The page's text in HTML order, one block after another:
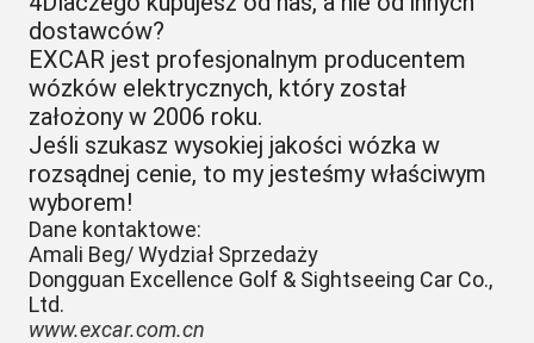
dostawców?
EXCAR jest profesjonalnym producentem
wózków elektrycznych, który został
założony w 2006 roku.
Jeśli szukasz wysokiej jakości wózka w
rozsądnej cenie, to my jesteśmy właściwym
wyborem!
Dane kontaktowe:
Amali Beg/ Wydział Sprzedaży
Dongguan Excellence Golf & Sightseeing Car Co.,
Ltd.
www.excar.com.cn